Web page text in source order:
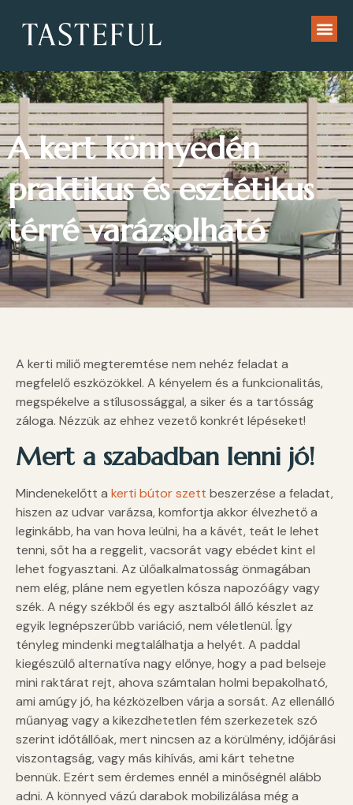
A kert könnyedén
praktikus és esztétikus
térré varázsolható
A kerti miliő megteremtése nem nehéz feladat a
megfelelő eszközökkel. A kényelem és a funkcionalitás,
megspékelve a stílusossággal, a siker és a tartósság
záloga. Nézzük az ehhez vezető konkrét lépéseket!
Mert a szabadban lenni jó!
Mindenekelőtt a kerti bútor szett beszerzése a feladat,
hiszen az udvar varázsa, komfortja akkor élvezhető a
leginkább, ha van hova leülni, ha a kávét, teát le lehet
tenni, sőt ha a reggelit, vacsorát vagy ebédet kint el
lehet fogyasztani. Az ülőalkalmatosság önmagában
nem elég, pláne nem egyetlen kósza napozóágy vagy
szék. A négy székből és egy asztalból álló készlet az
egyik legnépszerűbb variáció, nem véletlenül. Így
tényleg mindenki megtalálhatja a helyét. A paddal
kiegészülő alternatíva nagy előnye, hogy a pad belseje
mini raktárat rejt, ahova számtalan holmi bepakolható,
ami amúgy jó, ha kézközelben várja a sorsát. Az ellenálló
műanyag vagy a kikezdhetetlen fém szerkezetek szó
szerint időtállóak, mert nincsen az a körülmény, időjárási
viszontagság, vagy más kihívás, ami kárt tehetne
bennük. Ezért sem érdemes ennél a minőségnél alább
adni. A könnyed vázú darabok mobilizálása még a